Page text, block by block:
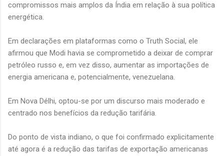
compromissos mais amplos da Índia em relação à sua política
energética.
Em declarações em plataformas como o Truth Social, ele
afirmou que Modi havia se comprometido a deixar de comprar
petróleo russo e, em vez disso, aumentar as importações de
energia americana e, potencialmente, venezuelana.
Em Nova Délhi, optou-se por um discurso mais moderado e
centrado nos benefícios da redução tarifária.
Do ponto de vista indiano, o que foi confirmado explicitamente
até agora é a redução das tarifas de exportação americanas